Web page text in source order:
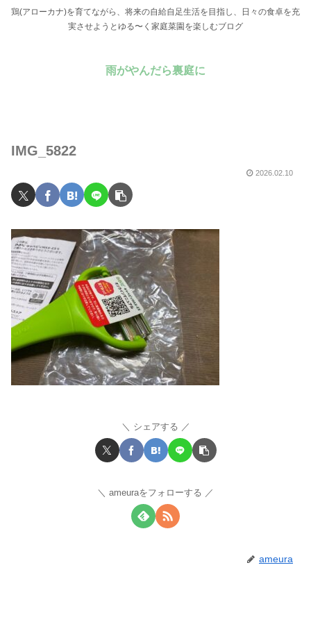
鶏(アローカナ)を育てながら、将来の自給自足生活を目指し、日々の食卓を充
実させようとゆる〜く家庭菜園を楽しむブログ
雨がやんだら裏庭に
IMG_5822
2026.02.10
シェアする
ameuraをフォローする
ameura